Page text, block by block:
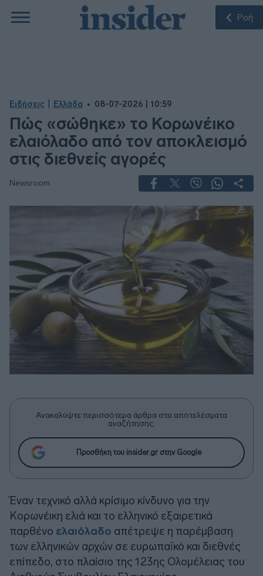
Ροή
Ειδήσεις Ελλάδα 08-07-2026 | 10:59
Πώς «σώθηκε» το Κορωνέικο
ελαιόλαδο από τον αποκλεισμό
στις διεθνείς αγορές
Newsroom
Ανακαλύψτε περισσότερα άρθρα στα αποτελέσματα
αναζήτησης.
Προσθήκη του insider.gr στην Google
Έναν τεχνικό αλλά κρίσιμο κίνδυνο για την
Κορωνέικη ελιά και το ελληνικό εξαιρετικά
παρθένο ελαιόλαδο απέτρεψε η παρέμβαση
των ελληνικών αρχών σε ευρωπαϊκό και διεθνές
επίπεδο, στο πλαίσιο της 123ης Ολομέλειας του